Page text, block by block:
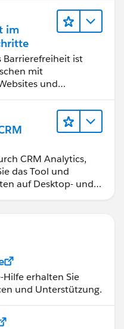
zu
im
Barrierefreiheit ist
mit
und
CRM Analytics,
das Tool und
auf Desktop- und
Hilfe erhalten Sie
und Unterstützung.